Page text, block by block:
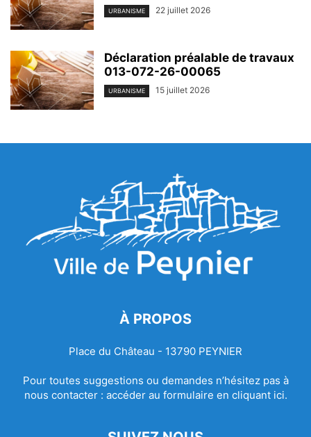
URBANISME 22 juillet 2026
Déclaration préalable de travaux
013-072-26-00065
URBANISME 15 juillet 2026
À PROPOS
Place du Château - 13790 PEYNIER
Pour toutes suggestions ou demandes n’hésitez pas à
nous contacter : accéder au formulaire en cliquant ici.